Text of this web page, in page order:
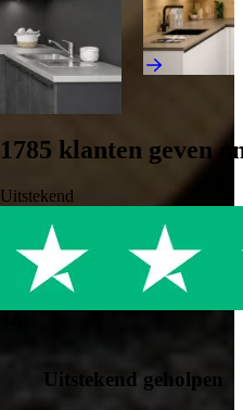
€ 11.995,-
1785 klanten geven
Uitstekend
Uitstekend geholpen